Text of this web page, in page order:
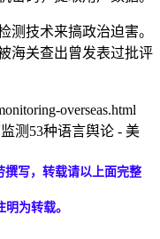
测技术来搞政治迫害。
海关查出曾发表过批评
overseas.html
测53种语言舆论 - 美
撰写，转载请以上面完整
为转载。